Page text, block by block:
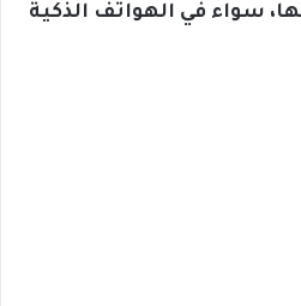
سواء في الهواتف الذكية